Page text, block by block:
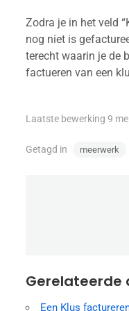
Zodra je in het veld
nog niet is
terecht waarin je de
factueren van een
Laatste bewerking 9
Getagd in meerwerk
Gerelateerde
Een Klus